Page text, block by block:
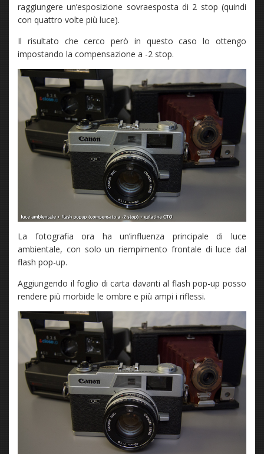
raggiungere un’esposizione sovraesposta di 2 stop (quindi
con quattro volte più luce).
Il risultato che cerco però in questo caso lo ottengo
impostando la compensazione a -2 stop.
La fotografia ora ha un’influenza principale di luce
ambientale, con solo un riempimento frontale di luce dal
flash pop-up.
Aggiungendo il foglio di carta davanti al flash pop-up posso
rendere più morbide le ombre e più ampi i riflessi.